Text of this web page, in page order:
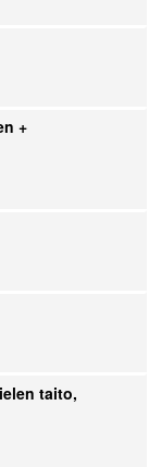
+
taito,